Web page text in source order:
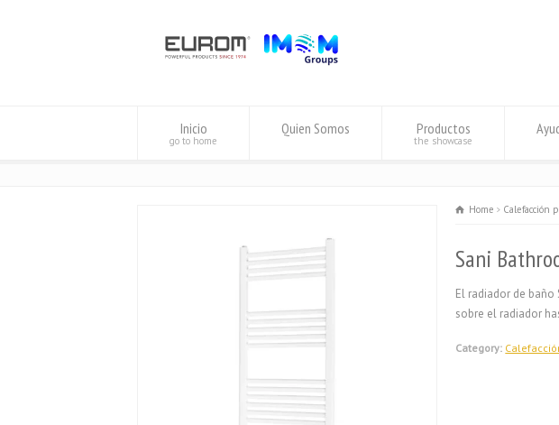
Inicio
go to home
Quien Somos Productos
the showcase
Home Calefacción
Sani
El radiador de
sobre el radiador
Category: